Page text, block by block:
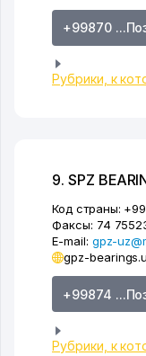
+99870
Рубрики, к
9. SPZ
Код страны:
Факсы: 74
E-mail: gpz-
gpz-
+99874
Рубрики, к